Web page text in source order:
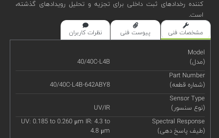
کننده رخدادهای ثبت داخلی برای تجزیه و تحلیل رویدادهای گذشته،
است.
مشخصات فنی پیوست فنی نظرات کاربران
Model
(مدل)
40/40C-L4B
Part Number
(شماره قطعه)
40/40C-L4B-642ABY8
Sensor Type
(نوع سنسور)
UV/IR
Spectral Response
(طیف پاسخ دهی)
UV: 0.185 to 0.260 μm IR: 4.3 to
4.8 μm